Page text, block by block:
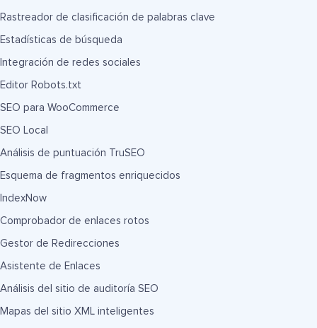
Rastreador de clasificación de palabras clave
Estadísticas de búsqueda
Integración de redes sociales
Editor Robots.txt
SEO para WooCommerce
SEO Local
Análisis de puntuación TruSEO
Esquema de fragmentos enriquecidos
IndexNow
Comprobador de enlaces rotos
Gestor de Redirecciones
Asistente de Enlaces
Análisis del sitio de auditoría SEO
Mapas del sitio XML inteligentes